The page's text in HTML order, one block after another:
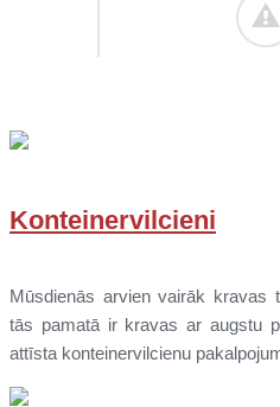
Konteinervilcieni
Mūsdienās arvien vairāk kravas
tās pamatā ir kravas ar augstu
attīsta konteinervilcienu